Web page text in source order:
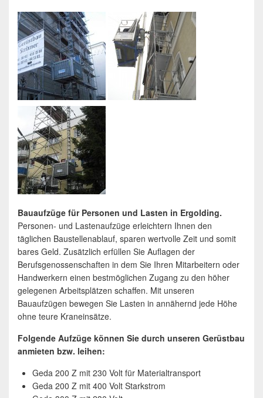
Bauaufzüge für Personen und Lasten in Ergolding.
Personen- und Lastenaufzüge erleichtern Ihnen den
täglichen Baustellenablauf, sparen wertvolle Zeit und somit
bares Geld. Zusätzlich erfüllen Sie Auflagen der
Berufsgenossenschaften in dem Sie Ihren Mitarbeitern oder
Handwerkern einen bestmöglichen Zugang zu den höher
gelegenen Arbeitsplätzen schaffen. Mit unseren
Bauaufzügen bewegen Sie Lasten in annähernd jede Höhe
ohne teure Kraneinsätze.
Folgende Aufzüge können Sie durch unseren Gerüstbau
anmieten bzw. leihen:
Geda 200 Z mit 230 Volt für Materialtransport
Geda 200 Z mit 400 Volt Starkstrom